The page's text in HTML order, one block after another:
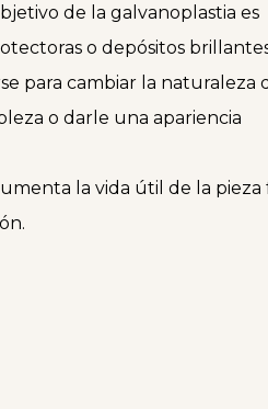
de la galvanoplastia es
o depósitos
para cambiar la naturaleza
o darle una apariencia
la vida útil de la